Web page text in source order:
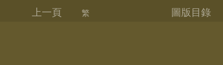
上一頁 繁 圖版目錄